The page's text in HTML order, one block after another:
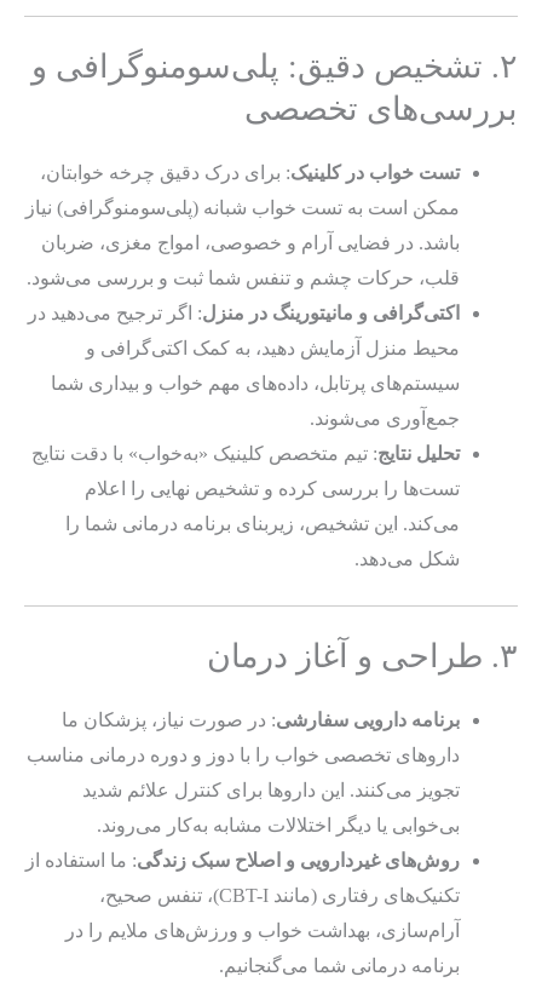
۲. تشخیص دقیق: پلی‌سومنوگرافی و
بررسی‌های تخصصی
تست خواب در کلینیک: برای درک دقیق چرخه خوابتان،
ممکن است به تست خواب شبانه (پلی‌سومنوگرافی) نیاز
باشد. در فضایی آرام و خصوصی، امواج مغزی، ضربان
قلب، حرکات چشم و تنفس شما ثبت و بررسی می‌شود.
اکتی‌گرافی و مانیتورینگ در منزل: اگر ترجیح می‌دهید در
محیط منزل آزمایش دهید، به کمک اکتی‌گرافی و
سیستم‌های پرتابل، داده‌های مهم خواب و بیداری شما
جمع‌آوری می‌شوند.
تحلیل نتایج: تیم متخصص کلینیک «به‌خواب» با دقت نتایج
تست‌ها را بررسی کرده و تشخیص نهایی را اعلام
می‌کند. این تشخیص، زیربنای برنامه درمانی شما را
شکل می‌دهد.
۳. طراحی و آغاز درمان
برنامه دارویی سفارشی: در صورت نیاز، پزشکان ما
داروهای تخصصی خواب را با دوز و دوره درمانی مناسب
تجویز می‌کنند. این داروها برای کنترل علائم شدید
بی‌خوابی یا دیگر اختلالات مشابه به‌کار می‌روند.
روش‌های غیردارویی و اصلاح سبک زندگی: ما استفاده از
تکنیک‌های رفتاری (مانند CBT-I)، تنفس صحیح،
آرام‌سازی، بهداشت خواب و ورزش‌های ملایم را در
برنامه درمانی شما می‌گنجانیم.